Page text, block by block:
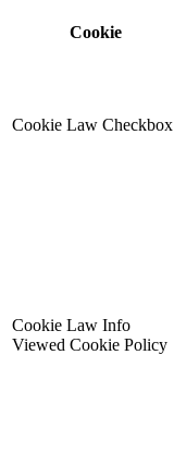
Cookie
Cookie Law Checkbox
Cookie Law Info
Viewed Cookie Policy